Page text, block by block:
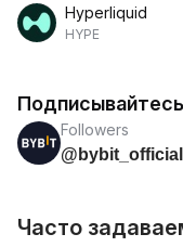
Hyperliquid
HYPE
Followers
@bybit_official
Часто